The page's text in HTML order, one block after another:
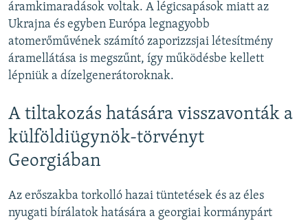
áramkimaradások voltak. A légicsapások miatt az
Ukrajna és egyben Európa legnagyobb
atomerőművének számító zaporizzsjai létesítmény
áramellátása is megszűnt, így működésbe kellett
lépniük a dízelgenerátoroknak.
A tiltakozás hatására visszavonták a
külföldiügynök-törvényt
Georgiában
Az erőszakba torkolló hazai tüntetések és az éles
nyugati bírálatok hatására a georgiai kormánypárt